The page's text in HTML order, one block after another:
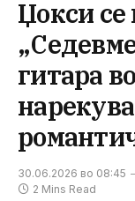
Џокси
гитара
30.06.2026 во 08:45
2 Mins Read